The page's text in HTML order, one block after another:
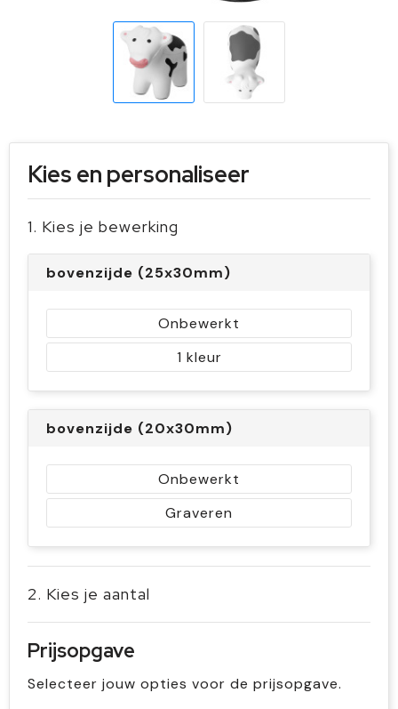
Sleutelhangers en Lanyards
Spellen voor binnen en buiten
Veiligheid, Auto en Fiets
Kies en personaliseer
1. Kies je bewerking
bovenzijde (25x30mm)
Onbewerkt
1
bovenzijde (20x30mm)
Onbewerkt
Graveren
2. Kies je aantal
Prijsopgave
Selecteer jouw opties voor de prijsopgave.